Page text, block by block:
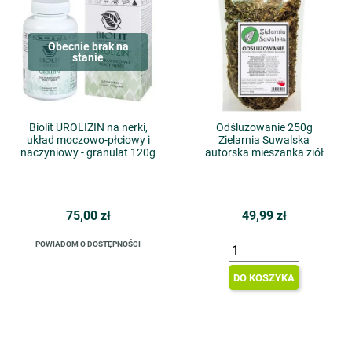
Obecnie brak na
stanie
Biolit UROLIZIN na nerki,
układ moczowo-płciowy i
naczyniowy - granulat 120g
75,00 zł
POWIADOM O DOSTĘPNOŚCI
Odśluzowanie 250g
Zielarnia Suwalska
autorska mieszanka ziół
49,99 zł
DO KOSZYKA